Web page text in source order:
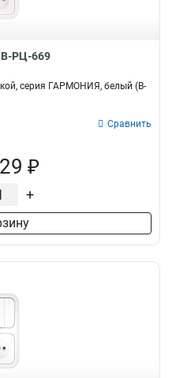
В-РЦ-669
серия ГАРМОНИЯ, белый (В-
Сравнить
₽
+